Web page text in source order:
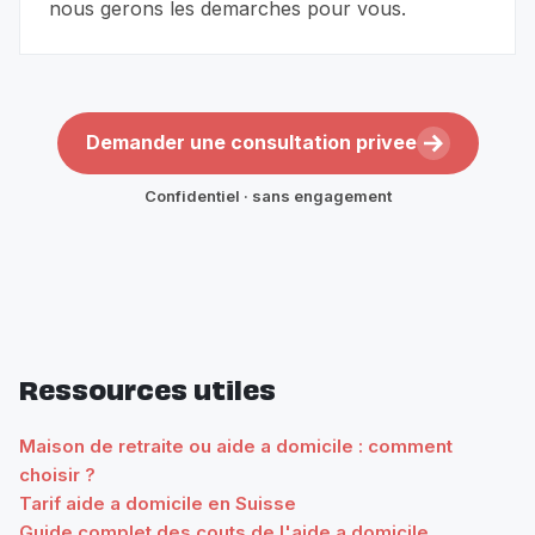
nous gerons les demarches pour vous.
Demander une consultation privee
Confidentiel · sans engagement
Ressources utiles
Maison de retraite ou aide a domicile : comment
choisir ?
Tarif aide a domicile en Suisse